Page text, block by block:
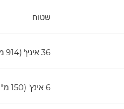
שטוח
36 אינץ' (914 מ"מ)
6 אינץ' (150 מ"מ)